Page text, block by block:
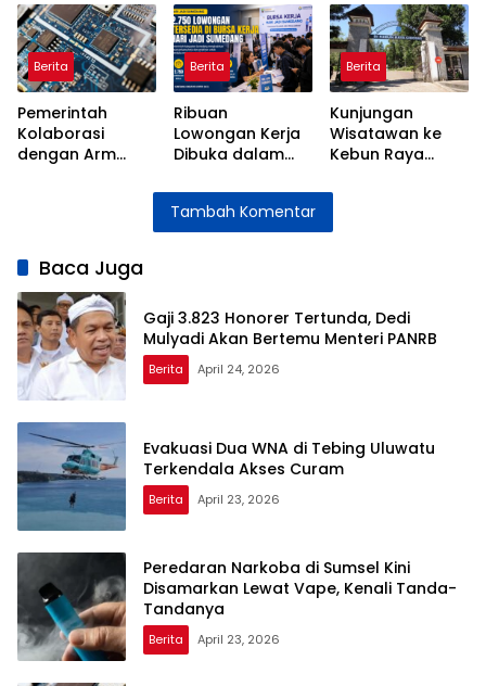
Bertemu Menteri
PANRB
Akses Curam
Lewat Vape,
Kenali Tanda-
Tandanya
Berita
Pemerintah
Kolaborasi
dengan Arm
Berita
Ribuan
Lowongan Kerja
Dibuka dalam
Jadi Sumedang
Berita
Kunjungan
Wisatawan ke
Kebun Raya
Meningkat
Perubahan
Tambah Komentar
Baca Juga
Gaji 3.823 Honorer Tertunda, Dedi
Mulyadi Akan Bertemu Menteri PANRB
Berita April 24, 2026
Evakuasi Dua WNA di Tebing Uluwatu
Terkendala Akses Curam
Berita April 23, 2026
Peredaran Narkoba di Sumsel Kini
Disamarkan Lewat Vape, Kenali Tanda-
Tandanya
Berita April 23, 2026